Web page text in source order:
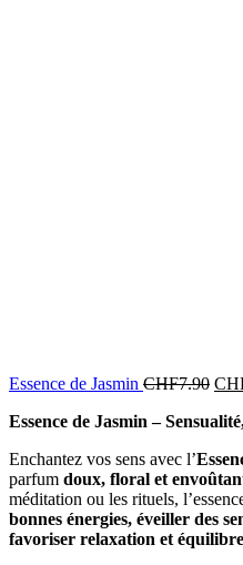
Essence de Jasmin CHF7.90
Essence de Jasmin –
Enchantez vos sens avec l’
parfum doux, floral et
méditation ou les rituels,
bonnes énergies, éveiller des
favoriser relaxation et